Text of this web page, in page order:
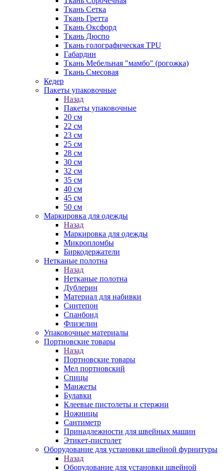
Ткань Сетка
Ткань Гретта
Ткань Оксфорд
Ткань Дюспо
Ткань голографическая TPU
Габардин
Ткань Мебельная "мамбо" (рогожка)
Ткань Смесовая
Кедер
Пакеты упаковочные
Назад
Пакеты упаковочные
20 см
22 см
23 см
25 см
28 см
30 см
32 см
35 см
40 см
45 см
50 см
Маркировка для одежды
Назад
Маркировка для одежды
Микропломбы
Биркодержатели
Нетканые полотна
Назад
Нетканые полотна
Дублерин
Материал для набивки
Синтепон
Спанбонд
Флизелин
Упаковочные материалы
Портновские товары
Назад
Портновские товары
Мел портновский
Спицы
Манжеты
Булавки
Клеевые пистолеты и стержни
Ножницы
Сантиметр
Принадлежности для швейных машин
Этикет-пистолет
Оборудование для установки швейной фурнитуры
Назад
Оборудование для установки швейной